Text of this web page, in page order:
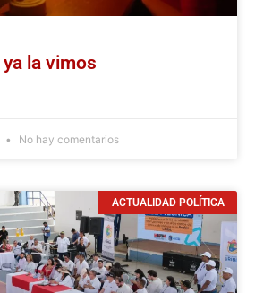
la vimos
No hay comentarios
ACTUALIDAD POLÍTICA